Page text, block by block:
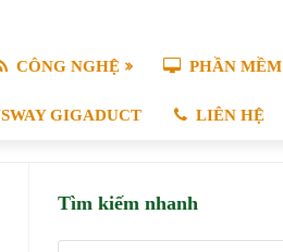
CÔNG NGHỆ PHẦN MỀM
GIGADUCT LIÊN HỆ
Tìm kiếm nhanh